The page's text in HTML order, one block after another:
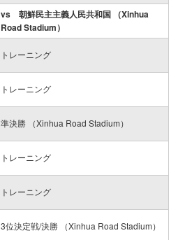
vs 朝鮮民主主義人民共和国 （Xinhua
Road Stadium）
トレーニング
トレーニング
準決勝 （Xinhua Road Stadium）
トレーニング
トレーニング
3位決定戦/決勝 （Xinhua Road Stadium）